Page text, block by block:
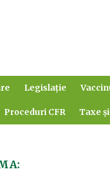
Legislație
Proceduri CFR Taxe